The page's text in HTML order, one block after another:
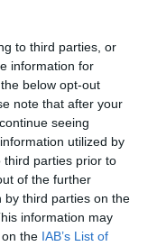
to third parties, or
information for
below opt-out
note that after your
seeing
utilized by
third parties prior to
of the further
by third parties on the
information may
the IAB’s List of
των 30.000